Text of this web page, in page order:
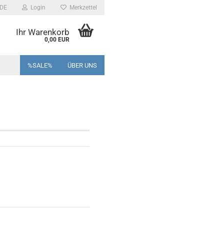
DE Login Merkzettel
Ihr Warenkorb
0,00 EUR
%SALE% ÜBER UNS